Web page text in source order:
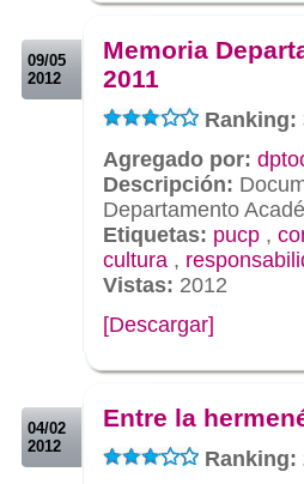
09/05
2012
Memoria
2011
Ranking:
Agregado por:
Descripción:
Departamento
Etiquetas: pucp ,
cultura ,
Vistas: 2012
[Descargar]
04/02
2012
Entre la
Ranking: